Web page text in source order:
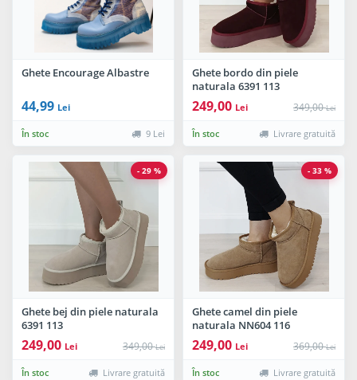
Ghete Encourage Albastre
44,99 Lei
În stoc 9 Lei
Ghete bordo din piele
naturala 6391 113
249,00 Lei 349,00Lei
În stoc Livrare gratuită
Ghete bej din piele naturala
6391 113
249,00 Lei 349,00Lei
În stoc Livrare gratuită
- 29 %
Ghete camel din piele
naturala NN604 116
249,00 Lei 369,00Lei
În stoc Livrare gratuită
- 33 %